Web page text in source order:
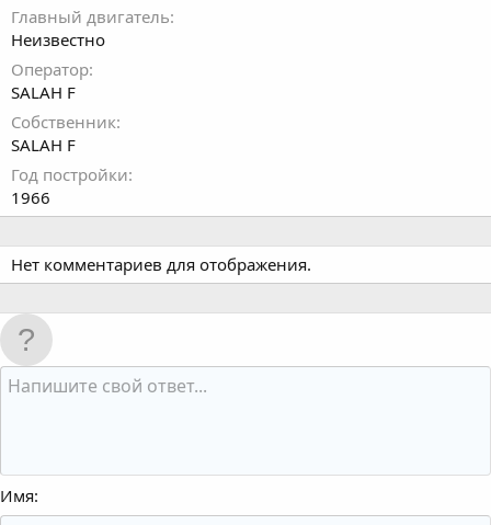
Главный двигатель
Неизвестно
Оператор
SALAH F
Собственник
SALAH F
Год постройки
1966
Нет комментариев для отображения.
Имя